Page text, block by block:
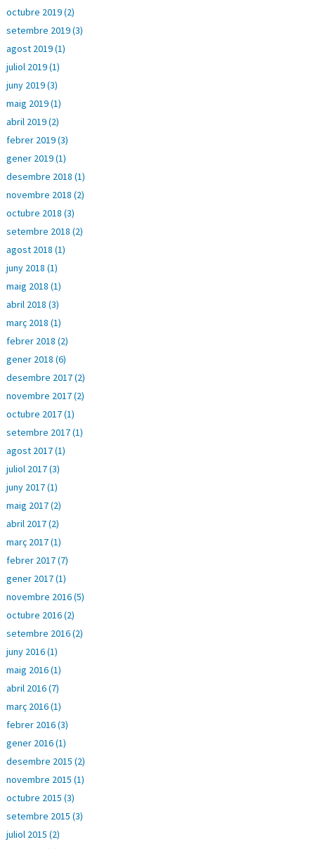
octubre 2019 (2)
setembre 2019 (3)
agost 2019 (1)
juliol 2019 (1)
juny 2019 (3)
maig 2019 (1)
abril 2019 (2)
febrer 2019 (3)
gener 2019 (1)
desembre 2018 (1)
novembre 2018 (2)
octubre 2018 (3)
setembre 2018 (2)
agost 2018 (1)
juny 2018 (1)
maig 2018 (1)
abril 2018 (3)
març 2018 (1)
febrer 2018 (2)
gener 2018 (6)
desembre 2017 (2)
novembre 2017 (2)
octubre 2017 (1)
setembre 2017 (1)
agost 2017 (1)
juliol 2017 (3)
juny 2017 (1)
maig 2017 (2)
abril 2017 (2)
març 2017 (1)
febrer 2017 (7)
gener 2017 (1)
novembre 2016 (5)
octubre 2016 (2)
setembre 2016 (2)
juny 2016 (1)
maig 2016 (1)
abril 2016 (7)
març 2016 (1)
febrer 2016 (3)
gener 2016 (1)
desembre 2015 (2)
novembre 2015 (1)
octubre 2015 (3)
setembre 2015 (3)
juliol 2015 (2)